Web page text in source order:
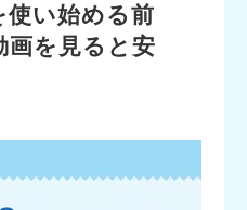
使い始める前
画を見ると安